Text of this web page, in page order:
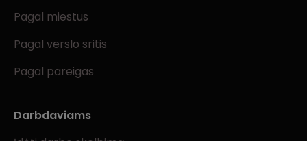
Pagal miestus
Pagal verslo sritis
Pagal pareigas
Darbdaviams